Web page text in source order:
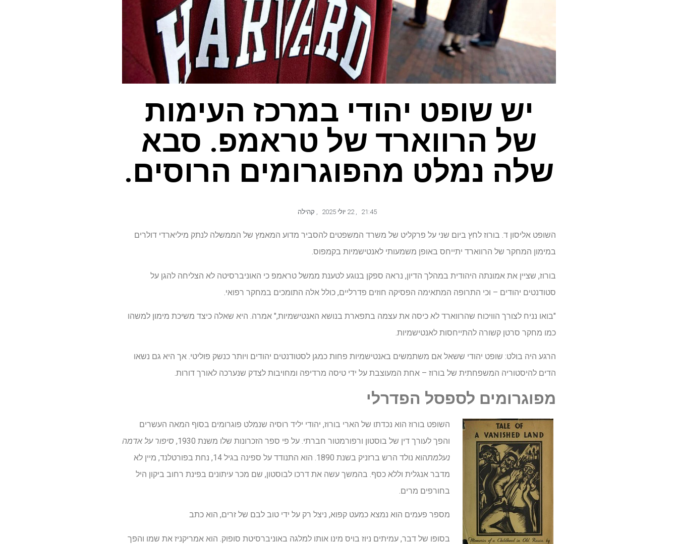
יש שופט יהודי במרכז העימות
של הרווארד של טראמפ. סבא
שלה נמלט מהפוגרומים הרוסים.
21:45
, 22 יולי 2025 , קהילה
השופט אליסון ד. בורוז לחץ ביום שני על פרקליט של משרד המשפטים להסביר מדוע המאמץ של הממשלה לנתק מיליארדי דולרים
במימון המחקר של הרווארד יתייחס באופן משמעותי לאנטישמיות בקמפוס.
בורוז, שציין את אמונתה היהודית במהלך הדיון, נראה ספקן בנוגע לטענת ממשל טראמפ כי האוניברסיטה לא הצליחה להגן על
סטודנטים יהודים – וכי התרופה המתאימה הפסיקה חוזים פדרליים, כולל אלה התומכים במחקר רפואי.
"בואו נניח לצורך הוויכוח שהרווארד לא כיסה את עצמה בתפארת בנושא האנטישמיות," אמרה. היא שאלה כיצד משיכת מימון למשהו
כמו מחקר סרטן קשורה להתייחסות לאנטישמיות.
הרגע היה בולט: שופט יהודי ששאל אם משתמשים באנטישמיות פחות כמגן לסטודנטים יהודים ויותר כנשק פוליטי. אך היא גם נשאו
הדים להיסטוריה המשפחתית של בורוז – אחת המעוצבת על ידי טיסה מרדיפה ומחויבות לצדק שנערכה לאורך דורות.
מפוגרומים לספסל הפדרלי
השופט בורוז הוא נכדתו של הארי בורוז, יהודי יליד רוסיה שנמלט פוגרומים בסוף המאה העשרים
והפך לעורך דין של בוסטון ורפורמטור חברתי. על פי ספר הזכרונות שלו משנת 1930,
סיפור על אדמה
נעלמת
הוא נולד הרש ברזניק בשנת 1890. הוא התנודד על ספינה בגיל 14, נחת בפורטלנד, מיין לא
מדבר אנגלית וללא כסף. בהמשך עשה את דרכו לבוסטון, שם מכר עיתונים בפינת רחוב ביקון היל
בחורפים מרים.
מספר פעמים הוא נמצא כמעט קפוא, ניצל רק על ידי טוב לבם של זרים, הוא כתב
בסופו של דבר, עמיתים ניוז בויס מינו אותו למלגה באוניברסיטת סופוק. הוא אמריקניז את שמו והפך